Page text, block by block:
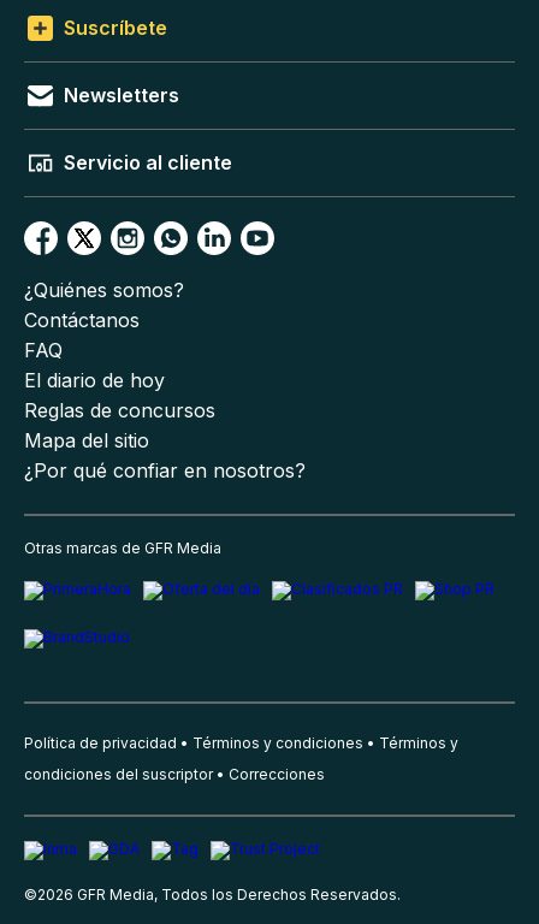
Suscríbete
Newsletters
Servicio al cliente
¿Quiénes somos?
Contáctanos
FAQ
El diario de hoy
Reglas de concursos
Mapa del sitio
¿Por qué confiar en nosotros?
Otras marcas de GFR Media
Política de privacidad Términos y condiciones
Términos y
condiciones del suscriptor
Correcciones
©2026 GFR Media, Todos los Derechos Reservados.